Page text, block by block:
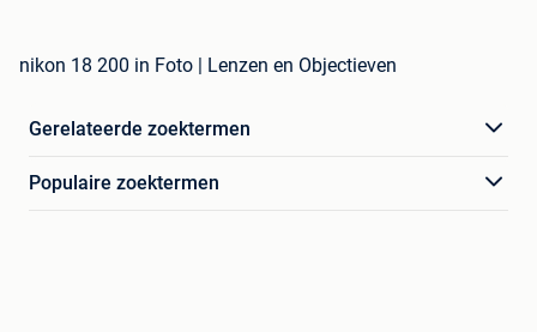
nikon 18 200 in Foto | Lenzen en Objectieven
Gerelateerde zoektermen
Populaire zoektermen